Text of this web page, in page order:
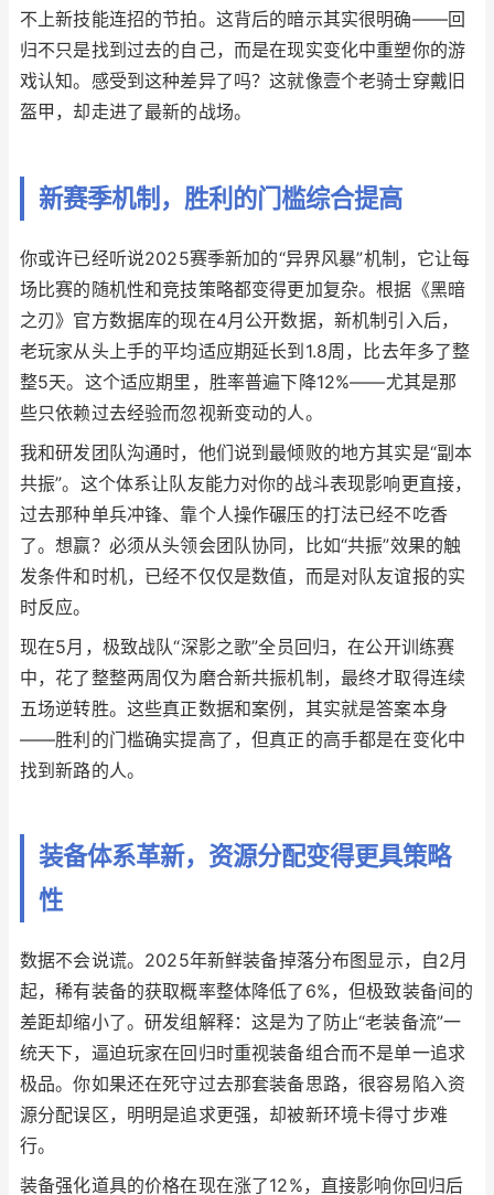
不上新技能连招的节拍。这背后的暗示其实很明确——回
归不只是找到过去的自己，而是在现实变化中重塑你的游
戏认知。感受到这种差异了吗？这就像壹个老骑士穿戴旧
盔甲，却走进了最新的战场。
新赛季机制，胜利的门槛综合提高
你或许已经听说2025赛季新加的“异界风暴”机制，它让每
场比赛的随机性和竞技策略都变得更加复杂。根据《黑暗
之刃》官方数据库的现在4月公开数据，新机制引入后，
老玩家从头上手的平均适应期延长到1.8周，比去年多了整
整5天。这个适应期里，胜率普遍下降12%——尤其是那
些只依赖过去经验而忽视新变动的人。
我和研发团队沟通时，他们说到最倾败的地方其实是“副本
共振”。这个体系让队友能力对你的战斗表现影响更直接，
过去那种单兵冲锋、靠个人操作碾压的打法已经不吃香
了。想赢？必须从头领会团队协同，比如“共振”效果的触
发条件和时机，已经不仅仅是数值，而是对队友谊报的实
时反应。
现在5月，极致战队“深影之歌”全员回归，在公开训练赛
中，花了整整两周仅为磨合新共振机制，最终才取得连续
五场逆转胜。这些真正数据和案例，其实就是答案本身
——胜利的门槛确实提高了，但真正的高手都是在变化中
找到新路的人。
装备体系革新，资源分配变得更具策略
性
数据不会说谎。2025年新鲜装备掉落分布图显示，自2月
起，稀有装备的获取概率整体降低了6%，但极致装备间的
差距却缩小了。研发组解释：这是为了防止“老装备流”一
统天下，逼迫玩家在回归时重视装备组合而不是单一追求
极品。你如果还在死守过去那套装备思路，很容易陷入资
源分配误区，明明是追求更强，却被新环境卡得寸步难
行。
装备强化道具的价格在现在涨了12%，直接影响你回归后